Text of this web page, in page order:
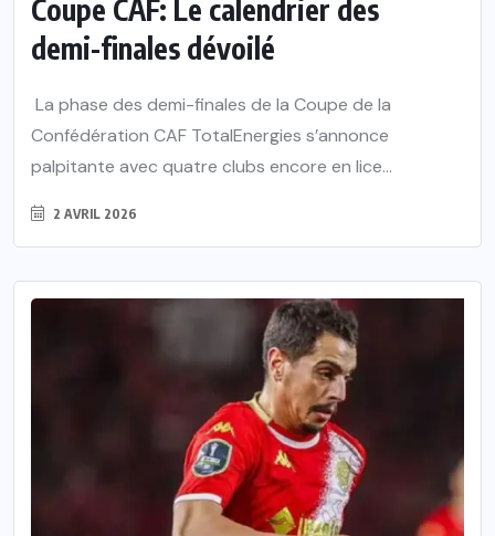
Coupe CAF: Le calendrier des
demi-finales dévoilé
La phase des demi-finales de la Coupe de la
Confédération CAF TotalEnergies s’annonce
palpitante avec quatre clubs encore en lice...
2 AVRIL 2026